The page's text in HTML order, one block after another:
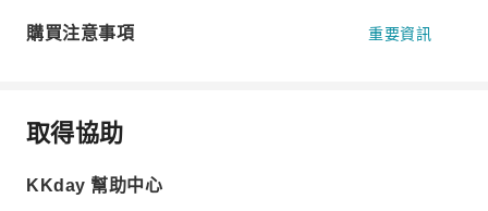
購買注意事項 重要資訊
取得協助
KKday 幫助中心